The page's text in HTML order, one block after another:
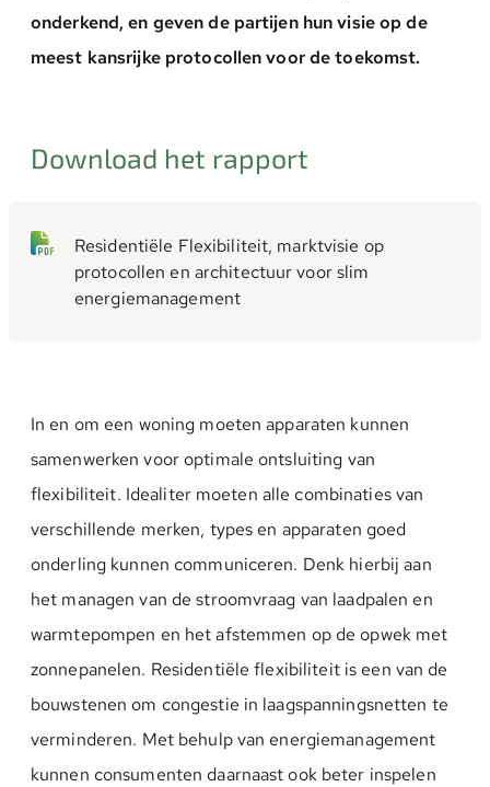
onderkend, en geven de partijen hun visie op de
meest kansrijke protocollen voor de toekomst.
Download het rapport
Residentiële Flexibiliteit, marktvisie op
protocollen en architectuur voor slim
energiemanagement
In en om een woning moeten apparaten kunnen
samenwerken voor optimale ontsluiting van
flexibiliteit. Idealiter moeten alle combinaties van
verschillende merken, types en apparaten goed
onderling kunnen communiceren. Denk hierbij aan
het managen van de stroomvraag van laadpalen en
warmtepompen en het afstemmen op de opwek met
zonnepanelen. Residentiële flexibiliteit is een van de
bouwstenen om congestie in laagspanningsnetten te
verminderen. Met behulp van energiemanagement
kunnen consumenten daarnaast ook beter inspelen